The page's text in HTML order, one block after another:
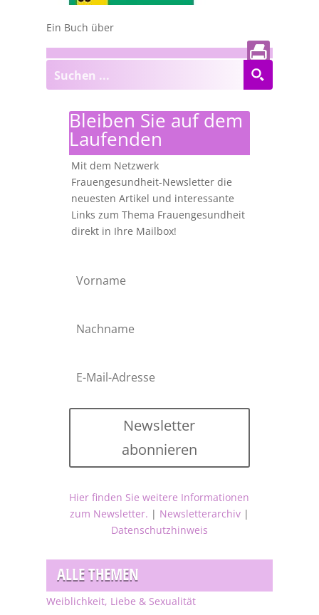
Ein Buch über
Bleiben Sie auf dem
Laufenden
Mit dem Netzwerk
Frauengesundheit-Newsletter die
neuesten Artikel und interessante
Links zum Thema Frauengesundheit
direkt in Ihre Mailbox!
Newsletter
abonnieren
Hier finden Sie weitere Informationen
zum Newsletter. | Newsletterarchiv|
Datenschutzhinweis
ALLE THEMEN
Weiblichkeit, Liebe & Sexualität